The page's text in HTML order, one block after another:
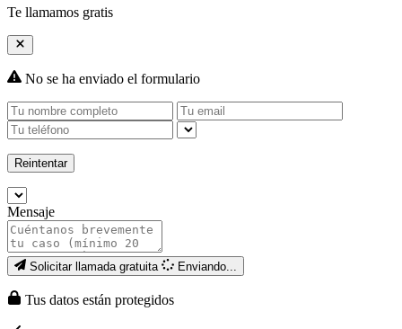
Te llamamos gratis
No se ha enviado el formulario
Reintentar
Mensaje
Solicitar llamada gratuita Enviando...
Tus datos están protegidos